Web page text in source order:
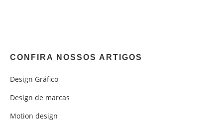
CONFIRA NOSSOS ARTIGOS
Design Gráfico
Design de marcas
Motion design